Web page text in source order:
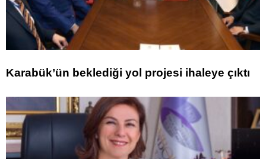
Karabük’ün beklediği yol projesi ihaleye çıktı